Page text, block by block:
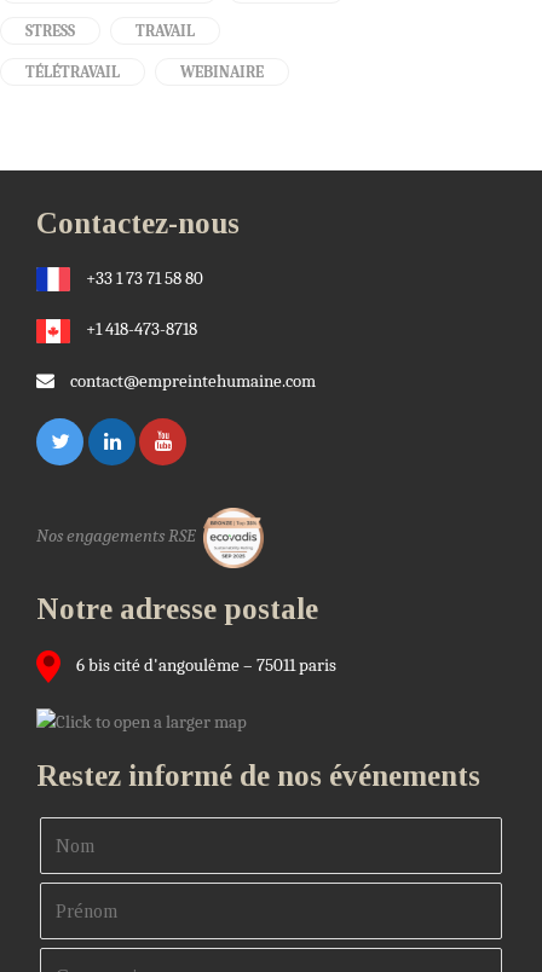
STRESS TRAVAIL
TÉLÉTRAVAIL WEBINAIRE
Contactez-nous
+33 1 73 71 58 80
+1 418-473-8718
contact@empreintehumaine.com
Nos engagements RSE
Notre adresse postale
6 bis cité d'angoulême – 75011 paris
Restez informé de nos événements